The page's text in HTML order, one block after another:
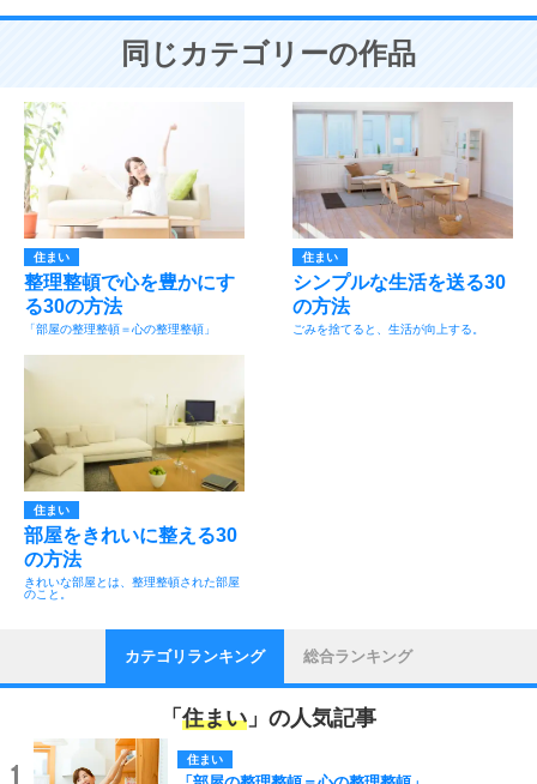
同じカテゴリーの作品
住まい
整理整頓で心を豊かにす
る30の方法
「部屋の整理整頓＝心の整理整頓」
住まい
シンプルな生活を送る30
の方法
ごみを捨てると、生活が向上する。
住まい
部屋をきれいに整える30
の方法
きれいな部屋とは、整理整頓された部屋
のこと。
カテゴリランキング 総合ランキング
「住まい 」の人気記事
住まい